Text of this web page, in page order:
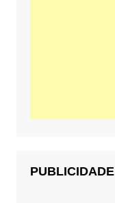
PUBLICIDADE